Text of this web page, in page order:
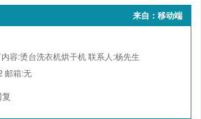
来自：移动端
容:烫台洗衣机烘干机联系人:杨先生
邮箱:无